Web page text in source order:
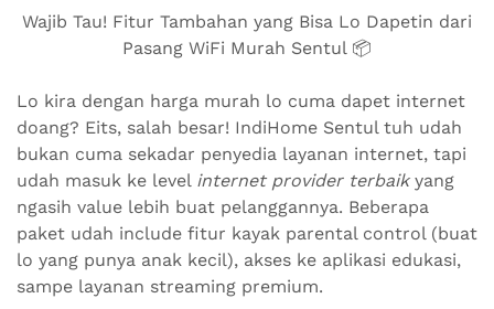
Wajib Tau! Fitur Tambahan yang Bisa Lo Dapetin dari
Pasang WiFi Murah Sentul 📦
Lo kira dengan harga murah lo cuma dapet internet
doang? Eits, salah besar! IndiHome Sentul tuh udah
bukan cuma sekadar penyedia layanan internet, tapi
udah masuk ke level internet provider terbaikyang
ngasih value lebih buat pelanggannya. Beberapa
paket udah include fitur kayak parental control (buat
lo yang punya anak kecil), akses ke aplikasi edukasi,
sampe layanan streaming premium.